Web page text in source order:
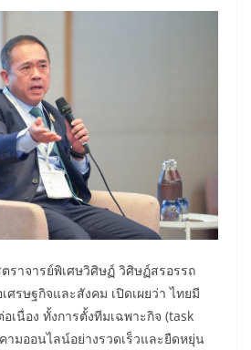
ราจารย์พิเศษวิศิษฏ์ วิศิษฏ์สรอรรถ
ศรษฐกิจและสังคม เปิดเผยว่า ไทยมี
เนื่อง ทั้งการตั้งทีมเฉพาะกิจ (task
มออนไลน์อย่างรวดเร็วและยืดหยุ่น